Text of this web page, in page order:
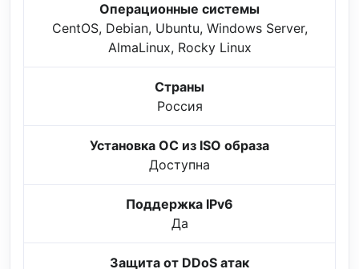
Операционные системы
CentOS, Debian, Ubuntu, Windows Server,
AlmaLinux, Rocky Linux
Страны
Россия
Установка ОС из ISO образа
Доступна
Поддержка IPv6
Да
Защита от DDoS атак